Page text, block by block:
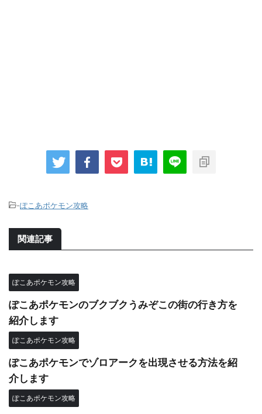
-ぽこあポケモン攻略
関連記事
ぽこあポケモン攻略
ぽこあポケモンのブクブクうみぞこの街の行き方を
紹介します
ぽこあポケモン攻略
ぽこあポケモンでゾロアークを出現させる方法を紹
介します
ぽこあポケモン攻略